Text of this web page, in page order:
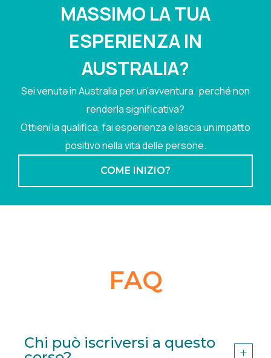
MASSIMO LA TUA
ESPERIENZA IN
AUSTRALIA?
Sei venutə in Australia per un’avventura: perché non
renderla significativa?
Ottieni la qualifica, fai esperienza e lascia un impatto
positivo nella vita delle persone.
COME INIZIO?
FAQ
Chi può iscriversi a questo